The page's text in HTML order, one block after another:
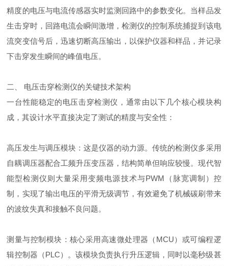
精度的电压与电流传感器实时监测回路中的参数变化。当样品发
生击穿时，回路电流会瞬间激增，检测仪的控制系统捕捉到该电
流突变信号后，迅速切断高压输出，以保护仪器和样品，并记录
下击穿发生瞬间的峰值电压。
二、 电压击穿检测仪的关键技术架构
一台性能稳定的电压击穿检测仪，通常由以下几个核心模块构
成，其设计水平直接决定了测试的精度与安全性：
高压发生与调压模块：这是仪器的动力源。传统的检测仪多采用
自耦调压器配合工频升压变压器，结构简单但响应较慢。现代智
能型检测仪则大量采用变频电源技术与PWM（脉宽调制）控
制，实现了输出电压的平滑无级调节，有效避免了机械碳刷带来
的波纹失真和接触不良问题。
测量与控制模块：核心采用高速微处理器（MCU）或可编程逻
辑控制器（PLC）。该模块负责执行升压逻辑，同时以毫秒级甚